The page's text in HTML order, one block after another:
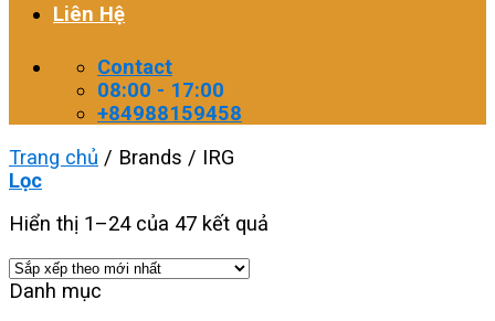
Liên Hệ
Contact
08:00 - 17:00
+84988159458
Trang chủ / Brands / IRG
Lọc
Hiển thị 1–24 của 47 kết quả
Danh mục